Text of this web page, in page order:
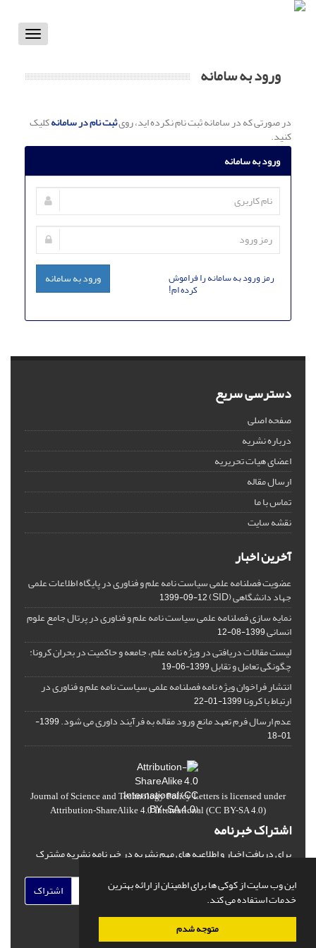
این وب سایت از کوکی ها برای اطمینان از ارائه بهترین
خدمات استفاده می کند.
متوجه شدم
Toggle
ورود به سامانه
در صورتی که در سامانه ثبت نام نکرده اید، رویثبت نام در سامانهکلیک
کنید.
ورود به سامانه
رمز ورود به سامانه را فراموش
کرده ام!
ورود به سامانه
دسترسی سریع
صفحه اصلی
درباره نشریه
اعضای هیات تحریریه
ارسال مقاله
تماس با ما
نقشه سایت
آخرین اخبار
عضویت فصلنامه علمی سیاست نامه علم و فناوری در پایگاه اطلاعات علمی
جهاد دانشگاهی (SID) 1399-09-12
نمایه سازی فصلنامه علمی سیاست نامه علم و فناوری در پرتال جامع علوم
انسانی1399-08-12
لیست مقالات دریافتی در ویژه نامه علم، جامعه و حاکمیت در بحران کرونا:
چگونگی تعامل و تقابل1399-06-19
انتشار فراخوان ویژه‏ نامه فصلنامه علمی سیاست نامه علم و فناوری در
ارتباط با کرونا1399-01-22
عدم ارسال فرم تعهد مانع ورود مقاله به فرآیند داوری می شود.
1399-
01-18
Journal of Science and Technology Policy Letters is licensed under
Attribution-ShareAlike 4.0 International (CC BY-SA 4.0)
اشتراک خبرنامه
برای دریافت اخبار و اطلاعیه های مهم نشریه در خبرنامه نشریه مشترک
اشتراک